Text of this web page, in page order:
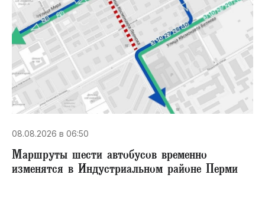
08.08.2026 в 06:50
Маршруты шести автобусов временно
изменятся в Индустриальном районе Перми